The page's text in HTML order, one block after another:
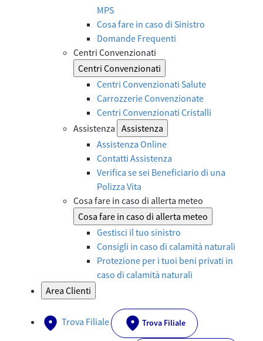
MPS
Cosa fare in caso di Sinistro
Domande Frequenti
Centri Convenzionati
Centri Convenzionati
Centri Convenzionati Salute
Carrozzerie Convenzionate
Centri Convenzionati Cristalli
Assistenza Assistenza
Assistenza Online
Contatti Assistenza
Verifica se sei Beneficiario di una
Polizza Vita
Cosa fare in caso di allerta meteo
Cosa fare in caso di allerta meteo
Gestisci il tuo sinistro
Consigli in caso di calamità naturali
Protezione per i tuoi beni privati in
caso di calamità naturali
Area Clienti
Trova Filiale Trova Filiale